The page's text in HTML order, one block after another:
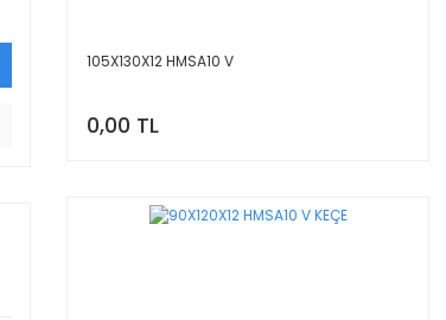
105X130X12 HMSA10 V
0,00 TL